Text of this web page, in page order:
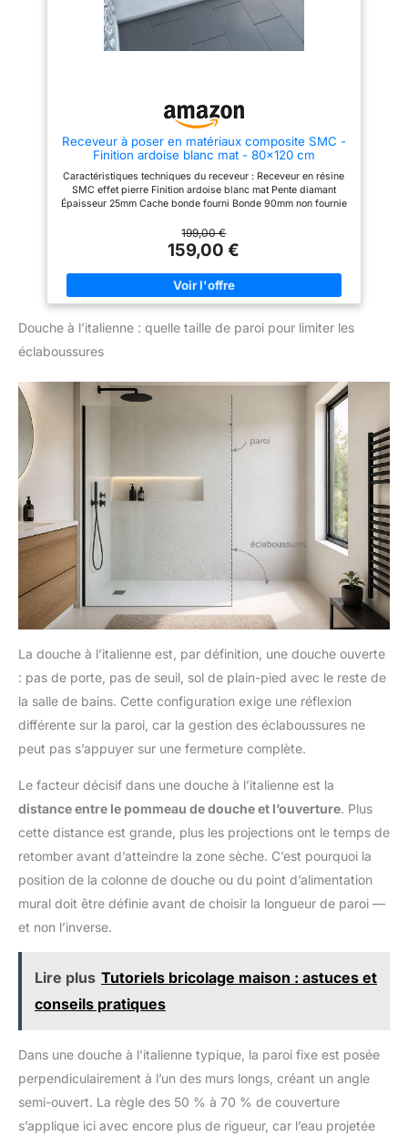
montage sur mesure
Dimensions du receveur,
90x140x4 cm Référence du
produit : FAC113 Garantie 2 ans
2003, pour rendre la salle de
Retrouvez plus d'information
Receveur à poser en matériaux composite SMC -
Finition ardoise blanc mat - 80x120 cm
Caractéristiques techniques du receveur : Receveur en résine
SMC effet pierre Finition ardoise blanc mat Pente diamant
Épaisseur 25mm Cache bonde fourni Bonde 90mm non fournie
Receveur en SMC ultra résistant et imputrescible Superbe
finition effet pierre Cache bonde fourni pour une finition
parfaite et un beau design Installation facile Référence:
FAC202 Désignation produit : ROCK 2 WHITE 80 Garantie 2 ans
pièces et non main d'oeuvre. Cocorico Caractéristiques
techniques du receveur : Receveur en résine SMC effet pierre
Cache bonde fourni Bonde 90mm non fournie Dimensions du
résistant et imputrescible Superbe finition effet pierre Cache
Installation facile Référence: FAC202 Désignation produit :
ROCK 2 WHITE 80 Garantie 2 ans pièces et non main d'oeuvre.
199,00 €
159,00 €
Douche à l’italienne : quelle taille de paroi pour limiter les
éclaboussures
La douche à l’italienne est, par définition, une douche ouverte
: pas de porte, pas de seuil, sol de plain-pied avec le reste de
la salle de bains. Cette configuration exige une réflexion
différente sur la paroi, car la gestion des éclaboussures ne
peut pas s’appuyer sur une fermeture complète.
Le facteur décisif dans une douche à l’italienne est la
distance entre le pommeau de douche et l’ouverture. Plus
cette distance est grande, plus les projections ont le temps de
retomber avant d’atteindre la zone sèche. C’est pourquoi la
position de la colonne de douche ou du point d’alimentation
mural doit être définie avant de choisir la longueur de paroi —
et non l’inverse.
Lire plus Tutoriels bricolage maison : astuces et
conseils pratiques
Dans une douche à l’italienne typique, la paroi fixe est posée
perpendiculairement à l’un des murs longs, créant un angle
semi-ouvert. La règle des 50 % à 70 % de couverture
s’applique ici avec encore plus de rigueur, car l’eau projetée